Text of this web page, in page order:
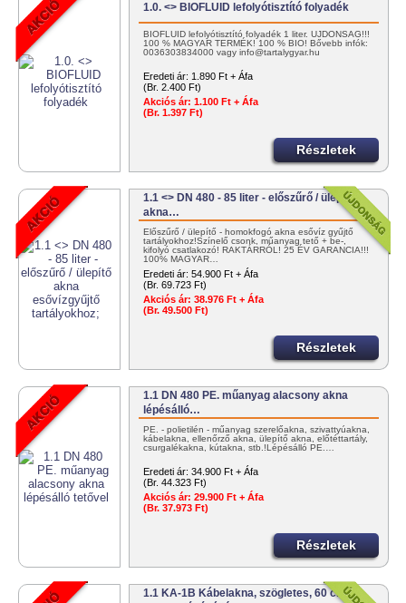
1.0. <> BIOFLUID lefolyótisztító folyadék
BIOFLUID lefolyótisztító folyadék 1 liter. ÚJDONSÁG!!!
100 % MAGYAR TERMÉK! 100 % BIO! Bővebb infók:
0036303834000 vagy info@tartalygyar.hu
Eredeti ár: 1.890 Ft + Áfa
(Br. 2.400 Ft)
Akciós ár: 1.100 Ft + Áfa
(Br. 1.397 Ft)
Részletek
1.1 <> DN 480 - 85 liter - előszűrő / ülepítő
akna…
Előszűrő / ülepítő - homokfogó akna esővíz gyűjtő
tartályokhoz!Színelő csonk, műanyag tető + be-,
kifolyó csatlakozó! RAKTÁRRÓL! 25 ÉV GARANCIA!!!
100% MAGYAR…
Eredeti ár: 54.900 Ft + Áfa
(Br. 69.723 Ft)
Akciós ár: 38.976 Ft + Áfa
(Br. 49.500 Ft)
Részletek
1.1 DN 480 PE. műanyag alacsony akna
lépésálló…
PE. - polietilén - műanyag szerelőakna, szivattyúakna,
kábelakna, ellenőrző akna, ülepítő akna, előtéttartály,
csurgalékakna, kútakna, stb.!Lépésálló PE.…
Eredeti ár: 34.900 Ft + Áfa
(Br. 44.323 Ft)
Akciós ár: 29.900 Ft + Áfa
(Br. 37.973 Ft)
Részletek
1.1 KA-1B Kábelakna, szögletes, 60 cm